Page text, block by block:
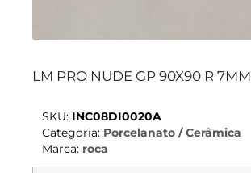
LM PRO NUDE GP 90X90 R 7MM
SKU: INC08DI0020A
Categoria: Porcelanato / Cerâmica
Marca: roca